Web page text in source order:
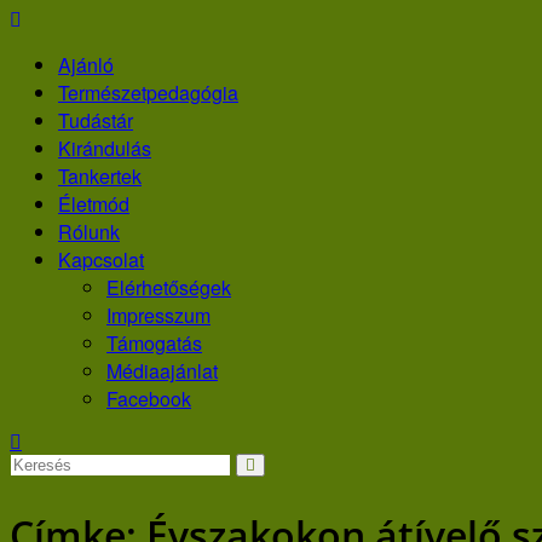
Skip
contentAjánló
Természetpedagógia
Tudástár
Kirándulás
Tankertek
Életmód
Rólunk
Kapcsolat
Elérhetőségek
Impresszum
Támogatás
Médiaajánlat
Facebook